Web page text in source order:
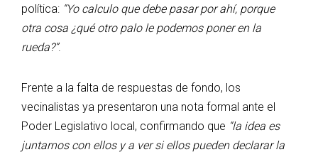
política: “Yo calculo que debe pasar por ahí, porque
otra cosa ¿qué otro palo le podemos poner en la
rueda?”.
Frente a la falta de respuestas de fondo, los
vecinalistas ya presentaron una nota formal ante el
Poder Legislativo local, confirmando que “la idea es
juntarnos con ellos y a ver si ellos pueden declarar la